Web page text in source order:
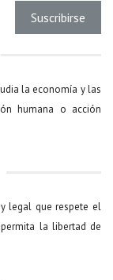
la economía y las
humana o acción
legal que respete el
la libertad de